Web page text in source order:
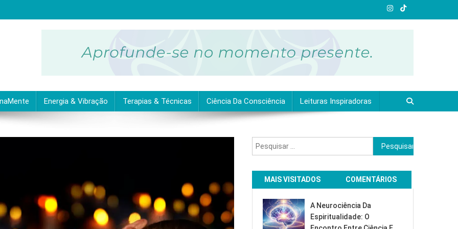
as melhores dicas práticas para uma vida equilibrada e plena.
Energia & Vibração Terapias & Técnicas Ciência Da Consciência Leituras Inspiradoras
Pesquisar
por:
MAIS VISITADOS COMENTÁRIOS
A Neurociência Da
Espiritualidade: O